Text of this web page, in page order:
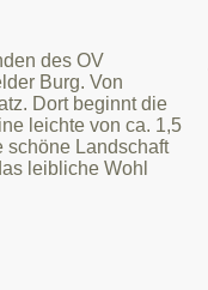
des OV
Burg. Von
Dort beginnt die
leichte von ca. 1,5
schöne Landschaft
leibliche Wohl